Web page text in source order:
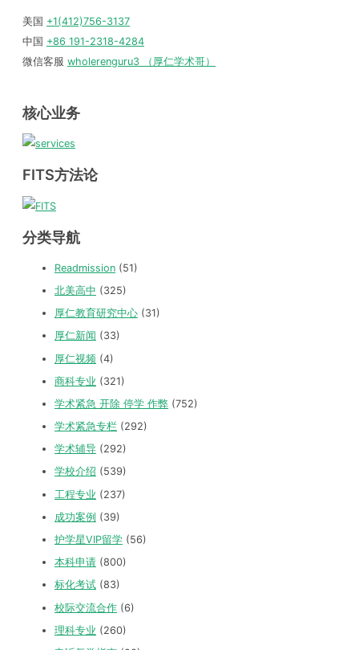
美国 +1(412)756-3137
中国 +86 191-2318-4284
微信客服 wholerenguru3 （厚仁学术哥）
核心业务
FITS方法论
分类导航
Readmission (51)
北美高中 (325)
厚仁教育研究中心 (31)
厚仁新闻 (33)
厚仁视频 (4)
商科专业 (321)
学术紧急 开除 停学 作弊 (752)
学术紧急专栏 (292)
学术辅导 (292)
学校介绍 (539)
工程专业 (237)
成功案例 (39)
护学星VIP留学 (56)
本科申请 (800)
标化考试 (83)
校际交流合作 (6)
理科专业 (260)